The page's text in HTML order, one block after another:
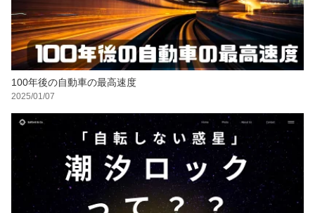
100年後の自動車の最高速度
2025/01/07